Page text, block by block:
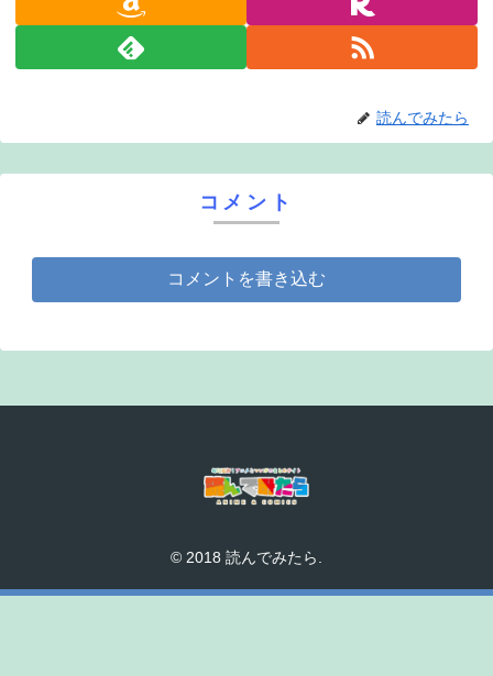
読んでみたら
コメント
コメントを書き込む
© 2018 読んでみたら.